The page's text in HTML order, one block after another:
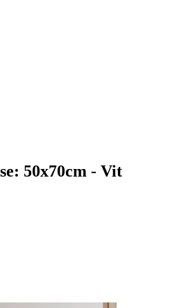
50x70cm - Vit